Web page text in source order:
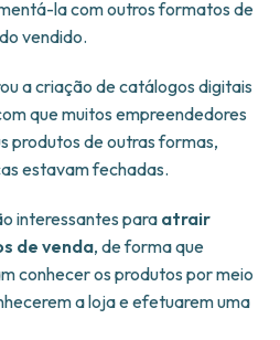
la com outros formatos de
vendido.
a criação de catálogos digitais
que muitos empreendedores
produtos de outras formas,
estavam fechadas.
interessantes para atrair
de venda, de forma que
conhecer os produtos por meio
a loja e efetuarem uma